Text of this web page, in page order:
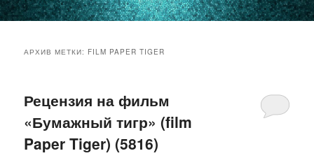
основному
содержимому
дополнительному
содержимому
АРХИВ МЕТКИ: FILM PAPER TIGER
Рецензия на фильм
«Бумажный тигр» (film
Paper Tiger) (5816)